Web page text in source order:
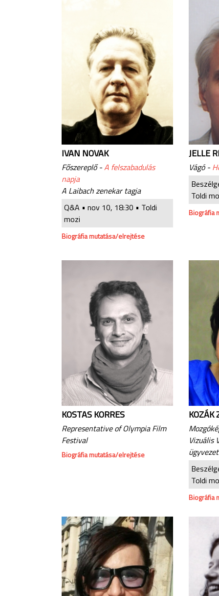
IVAN NOVAK
Főszereplő -A felszabadulás
napja
A Laibach zenekar tagja
Q&A • nov 10, 18:30 • Toldi
mozi
Biográfia mutatása/elrejtése
JELLE
Vágó -
Toldi
Biográfia
KOSTAS KORRES
Representative of Olympia Film
Festival
Biográfia mutatása/elrejtése
KOZÁK
Vizuális
Toldi
Biográfia